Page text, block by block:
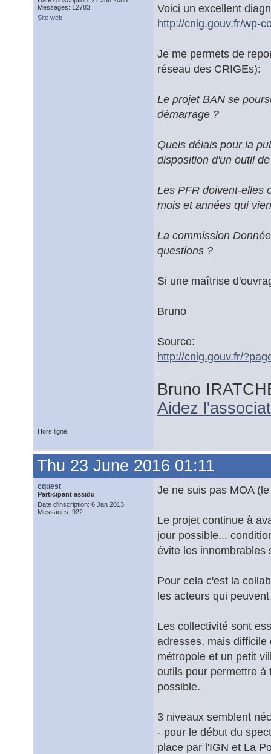
Messages: 12783
Site web
Voici un excellent
http://cnig.gouv.fr/wp-
Je me permets de
réseau des CRIGEs):
Le projet BAN se
démarrage ?
Quels délais pour la
disposition d'un outil
Les PFR doivent-elles
mois et années qui
La commission
questions ?
Si une maîtrise
Bruno
Source:
http://cnig.gouv.fr/
Bruno
Aidez
Hors ligne
Thu 23 June 2016 01:11
cquest
Participant assidu
Date d'inscription: 6 Jan 2013
Messages: 922
Je ne suis pas MOA
Le projet continue à
jour possible...
évite les innombrables
Pour cela c'est la
les acteurs qui
Les collectivité sont
adresses, mais
métropole et un petit
outils pour permettre à
possible.
3 niveaux semblent
- pour le début du
place par l'IGN et La